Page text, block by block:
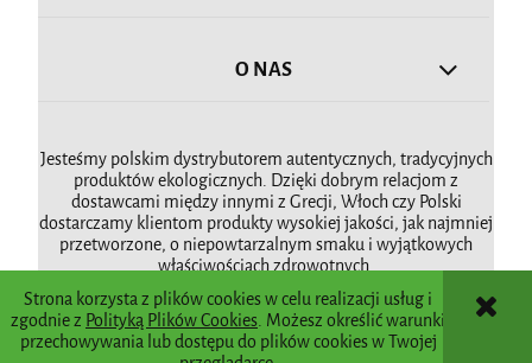
Strona korzysta z plików cookies w celu realizacji usług i
zgodnie z Polityką Plików Cookies. Możesz określić warunki
przechowywania lub dostępu do plików cookies w Twojej
O NAS
Jesteśmy polskim dystrybutorem autentycznych, tradycyjnych
produktów ekologicznych. Dzięki dobrym relacjom z
dostawcami między innymi z Grecji, Włoch czy Polski
dostarczamy klientom produkty wysokiej jakości, jak najmniej
przetworzone, o niepowtarzalnym smaku i wyjątkowych
właściwościach zdrowotnych.
POKAŻ PEŁNĄ WERSJĘ STRONY